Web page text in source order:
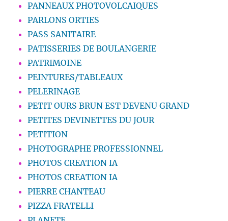
PANNEAUX PHOTOVOLCAIQUES
PARLONS ORTIES
PASS SANITAIRE
PATISSERIES DE BOULANGERIE
PATRIMOINE
PEINTURES/TABLEAUX
PELERINAGE
PETIT OURS BRUN EST DEVENU GRAND
PETITES DEVINETTES DU JOUR
PETITION
PHOTOGRAPHE PROFESSIONNEL
PHOTOS CREATION IA
PHOTOS CREATION IA
PIERRE CHANTEAU
PIZZA FRATELLI